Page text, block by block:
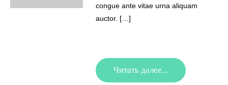
congue ante vitae urna aliquam
auctor. […]
Читать далее...